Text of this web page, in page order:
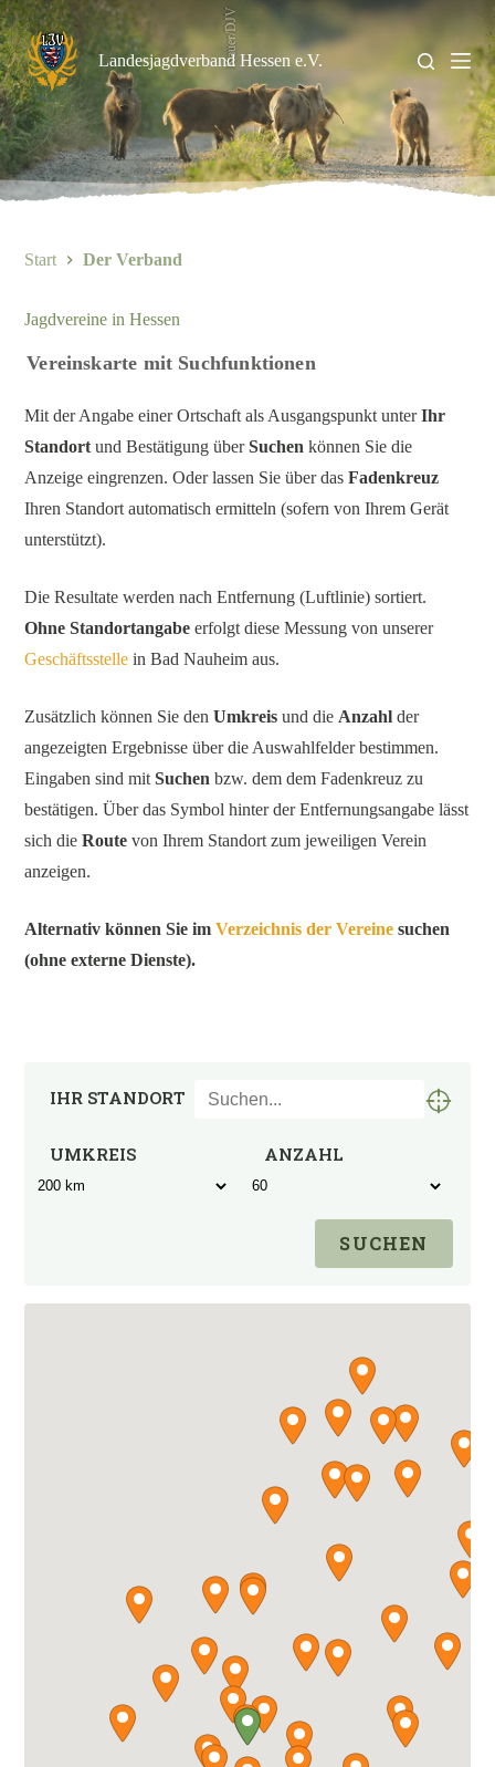
Zum
Inhalt
springen
Landesjagdverband Hessen e.V.
Kauer/DJV
Start Der Verband
Jagdvereine in Hessen
Vereinskarte mit Suchfunktionen
Mit der Angabe einer Ortschaft als Ausgangspunkt unterIhr
Standort und Bestätigung überSuchen können Sie die
Anzeige eingrenzen. Oder lassen Sie über dasFadenkreuz
Ihren Standort automatisch ermitteln (sofern von Ihrem Gerät
unterstützt).
Die Resultate werden nach Entfernung (Luftlinie) sortiert.
Ohne Standortangabe erfolgt diese Messung von unserer
Geschäftsstelle in Bad Nauheim aus.
Zusätzlich können Sie denUmkreis und die Anzahl der
angezeigten Ergebnisse über die Auswahlfelder bestimmen.
Eingaben sind mitSuchen bzw. dem dem Fadenkreuz zu
bestätigen. Über das Symbol hinter der Entfernungsangabe lässt
sich dieRoute von Ihrem Standort zum jeweiligen Verein
anzeigen.
Alternativ können Sie imVerzeichnis der Vereine suchen
(ohne externe Dienste).
IHR STANDORT
UMKREIS ANZAHL